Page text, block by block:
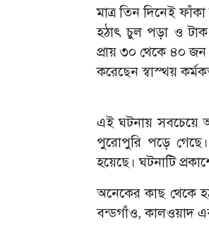
মাত্র তিন দিনেই ফাঁকা
হঠাৎ চুল পড়া ও
প্রায় ৩০ থেকে ৪০
করেছেন স্বাস্থ্য়
এই ঘটনায় সবচেয়ে
পুরোপুরি পড়ে
হয়েছে। ঘটনাটি
অনেকের কাছ থেকে
বন্ডগাঁও, কালওয়াদ